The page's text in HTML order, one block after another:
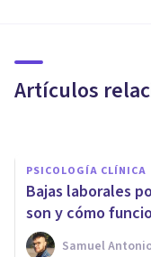
Artículos
siembra
PSICOLOGÍA CLÍNICA
Bajas laborales
son y cómo
Samuel